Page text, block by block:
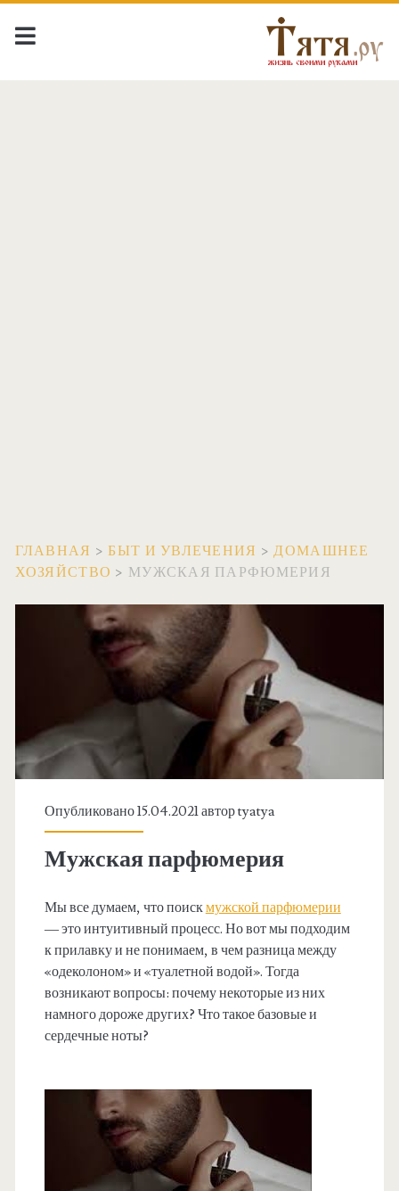
ГЛАВНАЯ >БЫТ И УВЛЕЧЕНИЯ >ДОМАШНЕЕ
ХОЗЯЙСТВО > МУЖСКАЯ ПАРФЮМЕРИЯ
Опубликовано 15.04.2021 авторtyatya
Мужская парфюмерия
Мы все думаем, что поискмужской парфюмерии
— это интуитивный процесс. Но вот мы подходим
к прилавку и не понимаем, в чем разница между
«одеколоном» и «туалетной водой». Тогда
возникают вопросы: почему некоторые из них
намного дороже других? Что такое базовые и
сердечные ноты?